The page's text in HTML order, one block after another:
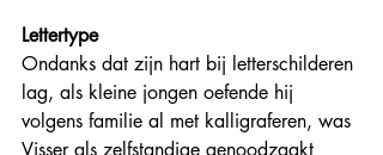
Lettertype
Ondanks dat zijn hart bij letterschilderen
lag, als kleine jongen oefende hij
volgens familie al met kalligraferen, was
Visser als zelfstandige genoodzaakt